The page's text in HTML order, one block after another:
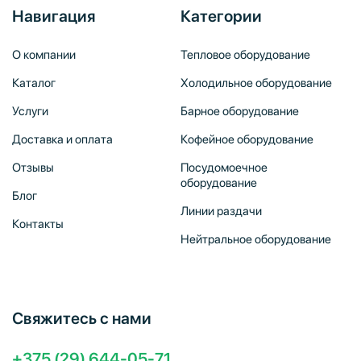
Навигация
О компании
Каталог
Услуги
Доставка и оплата
Отзывы
Блог
Контакты
Категории
Тепловое оборудование
Холодильное оборудование
Барное оборудование
Кофейное оборудование
Посудомоечное
оборудование
Линии раздачи
Нейтральное оборудование
Свяжитесь с нами